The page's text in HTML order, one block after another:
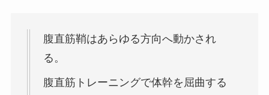
腹直筋鞘はあらゆる方向へ動かされ
る。
腹直筋トレーニングで体幹を屈曲する